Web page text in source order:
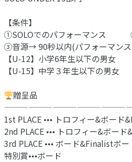
【条件】
①SOLOでのパフォーマンス
③音源→ 90秒以内(パフォーマン
【U-12】小学6年生以下の男女
【U-15】中学３年生以下の男女
贈呈品
1st PLACE ••• トロフィー&ボード
2nd PLACE ••• トロフィー&ボー
3rd PLACE ••• ボード&Finalistボー
特別賞•••ボード⁡